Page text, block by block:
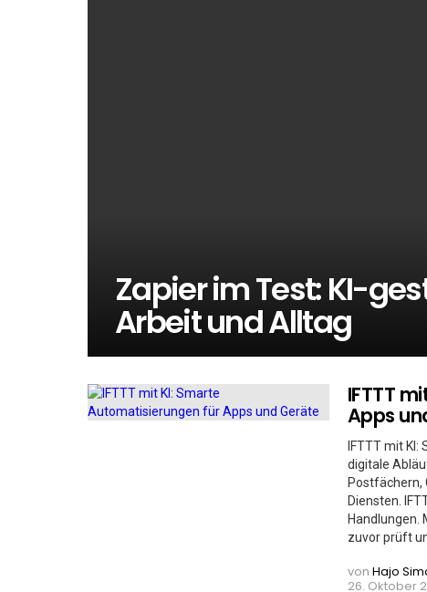
Zapier im Test: KI-
Arbeit und Alltag
IFTTT
Apps
IFTTT mit
digitale
Postfächern,
Diensten.
Handlungen.
zuvor prüft
von Hajo
26. Oktober